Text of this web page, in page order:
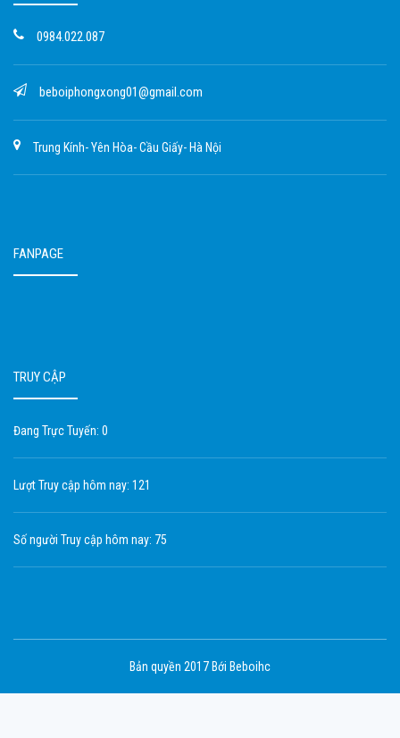
0984.022.087
beboiphongxong01@gmail.com
Trung Kính- Yên Hòa- Cầu Giấy- Hà Nội
FANPAGE
TRUY CẬP
Đang Trực Tuyến: 0
Lượt Truy cập hôm nay: 121
Số người Truy cập hôm nay: 75
Bản quyền 2017 Bới Beboihc